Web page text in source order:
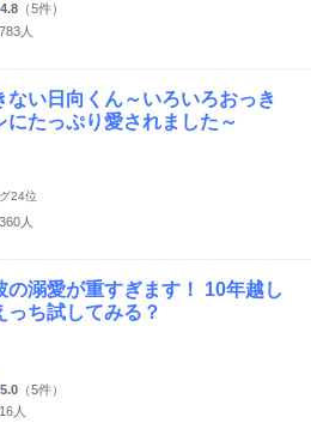
4.8 （5件）
人
ない日向くん～いろいろおっき
にたっぷり愛されました～
24位
人
の溺愛が重すぎます！ 10年越し
っち試してみる？
5.0 （5件）
人